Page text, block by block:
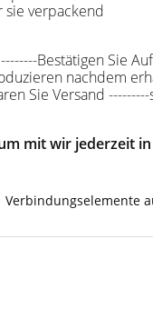
verpackend
Bestätigen Sie
nachdem
Sie Versand
mit wir jederzeit
Verbindungselemente